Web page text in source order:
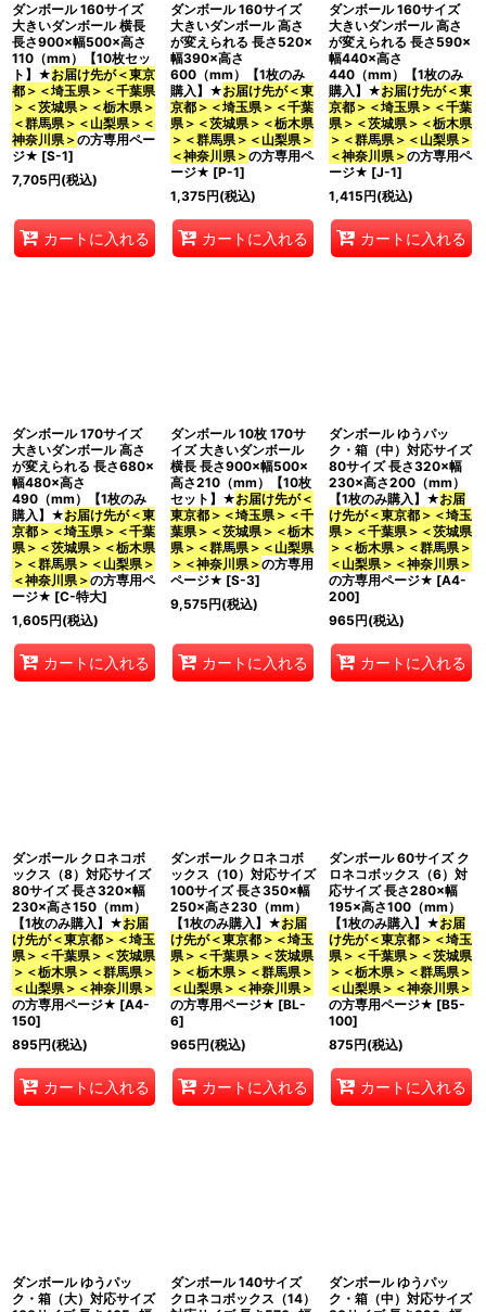
ダンボール 160サイズ
大きいダンボール 横長
長さ900×幅500×高さ
110（mm）【10枚セッ
ト】★お届け先が＜東京
都＞＜埼玉県＞＜千葉県
＞＜茨城県＞＜栃木県＞
＜群馬県＞＜山梨県＞＜
神奈川県＞の方専用ペー
ジ★ [S-1]
7,705円(税込)
カートに入れる
ダンボール 160サイズ
大きいダンボール 高さ
が変えられる 長さ520×
幅390×高さ
600（mm）【1枚のみ
購入】★お届け先が＜東
京都＞＜埼玉県＞＜千葉
県＞＜茨城県＞＜栃木県
＞＜群馬県＞＜山梨県＞
＜神奈川県＞の方専用ペ
ージ★ [P-1]
1,375円(税込)
カートに入れる
ダンボール 160サイズ
大きいダンボール 高さ
が変えられる 長さ590×
幅440×高さ
440（mm）【1枚のみ
購入】★お届け先が＜東
京都＞＜埼玉県＞＜千葉
県＞＜茨城県＞＜栃木県
＞＜群馬県＞＜山梨県＞
＜神奈川県＞の方専用ペ
ージ★ [J-1]
1,415円(税込)
カートに入れる
ダンボール 170サイズ
大きいダンボール 高さ
が変えられる 長さ680×
幅480×高さ
490（mm）【1枚のみ
購入】★お届け先が＜東
京都＞＜埼玉県＞＜千葉
県＞＜茨城県＞＜栃木県
＞＜群馬県＞＜山梨県＞
＜神奈川県＞の方専用ペ
ージ★ [C-特大]
1,605円(税込)
カートに入れる
ダンボール 10枚 170サ
イズ 大きいダンボール
横長 長さ900×幅500×
高さ210（mm）【10枚
セット】★お届け先が＜
東京都＞＜埼玉県＞＜千
葉県＞＜茨城県＞＜栃木
県＞＜群馬県＞＜山梨県
＞＜神奈川県＞の方専用
ページ★ [S-3]
9,575円(税込)
カートに入れる
ダンボール ゆうパッ
ク・箱（中）対応サイズ
80サイズ 長さ320×幅
230×高さ200（mm）
【1枚のみ購入】★お届
け先が＜東京都＞＜埼玉
県＞＜千葉県＞＜茨城県
＞＜栃木県＞＜群馬県＞
＜山梨県＞＜神奈川県＞
の方専用ページ★ [A4-
200]
965円(税込)
カートに入れる
ダンボール クロネコボ
ックス（8）対応サイズ
80サイズ 長さ320×幅
230×高さ150（mm）
【1枚のみ購入】★お届
け先が＜東京都＞＜埼玉
県＞＜千葉県＞＜茨城県
＞＜栃木県＞＜群馬県＞
＜山梨県＞＜神奈川県＞
の方専用ページ★ [A4-
150]
895円(税込)
カートに入れる
ダンボール クロネコボ
ックス（10）対応サイズ
100サイズ 長さ350×幅
250×高さ230（mm）
【1枚のみ購入】★お届
け先が＜東京都＞＜埼玉
県＞＜千葉県＞＜茨城県
＞＜栃木県＞＜群馬県＞
＜山梨県＞＜神奈川県＞
の方専用ページ★ [BL-
6]
965円(税込)
カートに入れる
ダンボール 60サイズ ク
ロネコボックス（6）対
応サイズ 長さ280×幅
195×高さ100（mm）
【1枚のみ購入】★お届
け先が＜東京都＞＜埼玉
県＞＜千葉県＞＜茨城県
＞＜栃木県＞＜群馬県＞
＜山梨県＞＜神奈川県＞
の方専用ページ★ [B5-
100]
875円(税込)
カートに入れる
ダンボール ゆうパッ
ク・箱（大）対応サイズ
ダンボール 140サイズ
クロネコボックス（14）
ダンボール ゆうパッ
ク・箱（中）対応サイズ